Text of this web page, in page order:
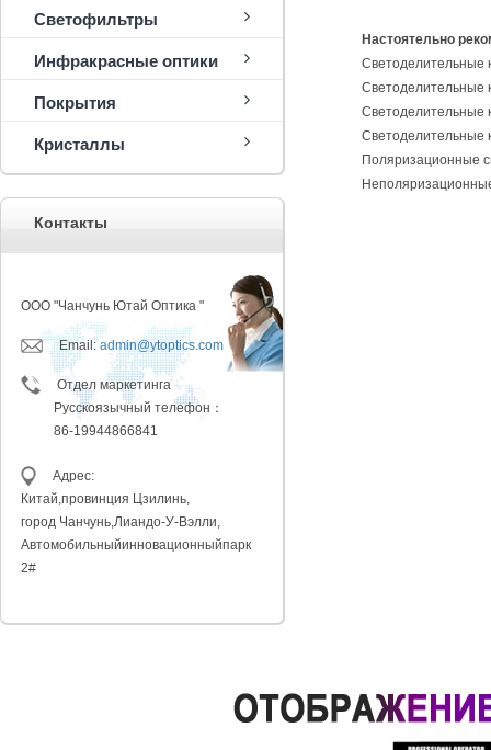
Светофильтры
Инфракрасные оптики
Покрытия
Кристаллы
Контакты
ООО "Чанчунь Ютай Оптика "
Email:admin@ytoptics.com
Отдел маркетинга
Русскоязычный телефон：
86-19944866841
Адрес:
Китай,провинция Цзилинь,
город Чанчунь,Лиандо-У-Вэлли,
Автомобильныйинновационныйпарк
2#
Настоятельно
Светоделительные
Светоделительные
Светоделительные
Светоделительные
Поляризационные